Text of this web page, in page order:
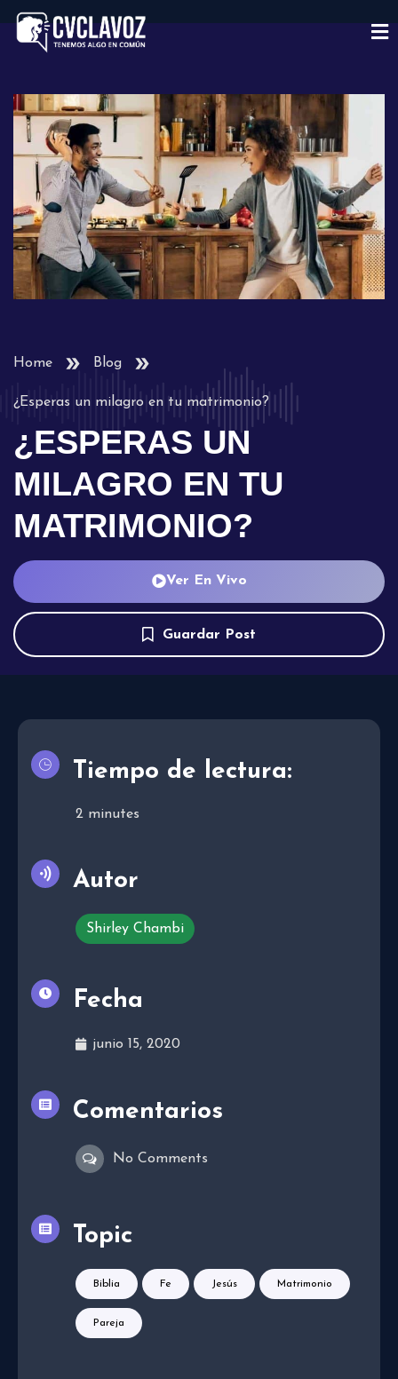
Home Blog
¿Esperas un milagro en tu matrimonio?
¿ESPERAS UN
MILAGRO EN TU
MATRIMONIO?
Ver En Vivo
Guardar Post
Tiempo de lectura:
2 minutes
Autor
Shirley Chambi
Fecha
junio 15, 2020
Comentarios
No Comments
Topic
Biblia Fe Jesús Matrimonio
Pareja